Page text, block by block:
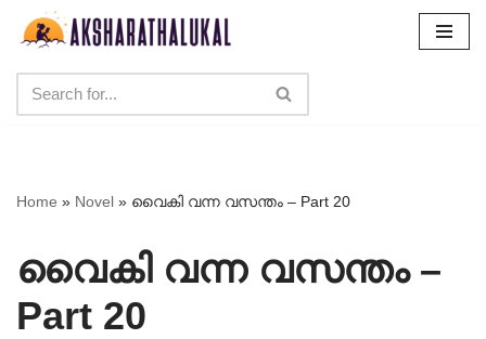
content
Home » Novel » വൈകി വന്ന വസന്തം – Part 20
വൈകി വന്ന വസന്തം –
Part 20